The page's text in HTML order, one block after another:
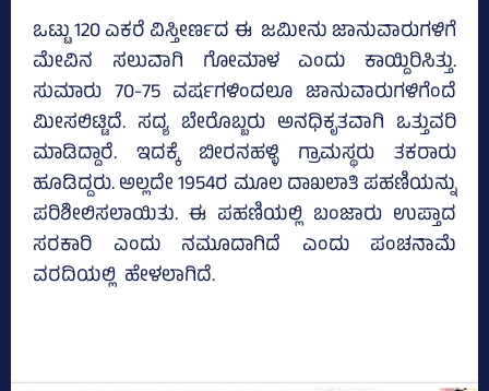
ಒಟ್ಟು 120 ಎಕರೆ ವಿಸ್ತೀರ್ಣದ ಈ ಜಮೀನು ಜಾನುವಾರುಗಳಿಗೆ
ಮೇವಿನ ಸಲುವಾಗಿ ಗೋಮಾಳ ಎಂದು ಕಾಯ್ದಿರಿಸಿತ್ತು.
ಸುಮಾರು 70-75 ವರ್ಷಗಳಿಂದಲೂ ಜಾನುವಾರುಗಳಿಗೆಂದೆ
ಮೀಸಲಿಟ್ಟಿದೆ. ಸದ್ಯ ಬೇರೊಬ್ಬರು ಅನಧಿಕೃತವಾಗಿ ಒತ್ತುವರಿ
ಮಾಡಿದ್ದಾರೆ. ಇದಕ್ಕೆ ಬೀರನಹಳ್ಳಿ ಗ್ರಾಮಸ್ಥರು ತಕರಾರು
ಹೂಡಿದ್ದರು. ಅಲ್ಲದೇ 1954ರ ಮೂಲ ದಾಖಲಾತಿ ಪಹಣಿಯನ್ನು
ಪರಿಶೀಲಿಸಲಾಯಿತು. ಈ ಪಹಣಿಯಲ್ಲಿ ಬಂಜಾರು ಉಪ್ತಾದ
ಸರಕಾರಿ ಎಂದು ನಮೂದಾಗಿದೆ ಎಂದು ಪಂಚನಾಮೆ
ವರದಿಯಲ್ಲಿ ಹೇಳಲಾಗಿದೆ.